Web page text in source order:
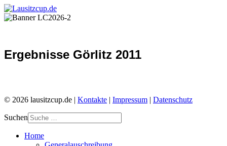
Ergebnisse Görlitz 2011
© 2026 lausitzcup.de | Kontakte | Impressum | Datenschutz
Suchen
Home